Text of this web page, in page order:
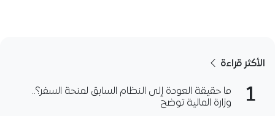
الأكثر قراءة
1
ما حقيقة العودة إلى النظام السابق لمنحة السفر؟..
وزارة المالية توضح